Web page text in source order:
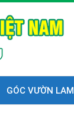
GÓC VƯỜN LAM